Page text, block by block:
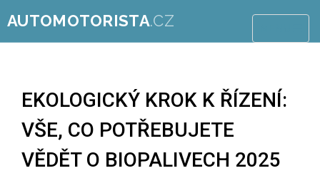
AUTOMOTORISTA.CZ
EKOLOGICKÝ KROK K ŘÍZENÍ:
VŠE, CO POTŘEBUJETE
VĚDĚT O BIOPALIVECH 2025